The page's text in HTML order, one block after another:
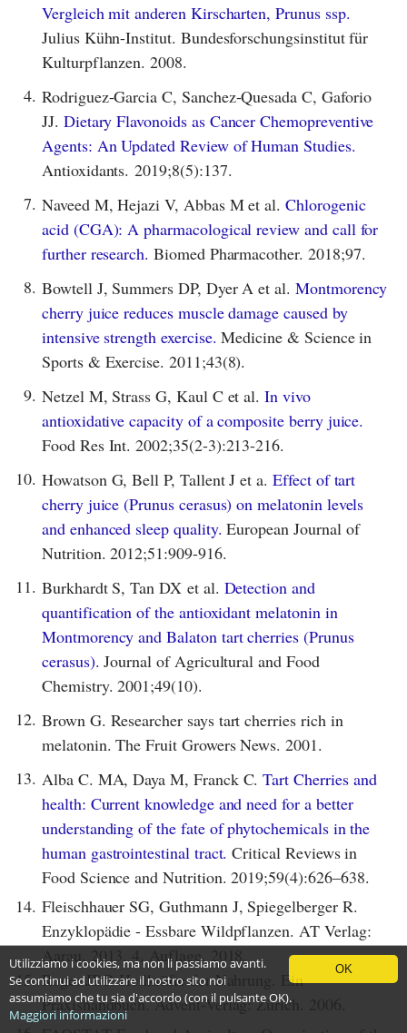
Vergleich mit anderen Kirscharten, Prunus ssp.
Julius Kühn-Institut. Bundesforschungsinstitut für
Kulturpflanzen. 2008.
4. Rodriguez-Garcia C, Sanchez-Quesada C, Gaforio
JJ. Dietary Flavonoids as Cancer Chemopreventive
Agents: An Updated Review of Human Studies.
Antioxidants. 2019;8(5):137.
7. Naveed M, Hejazi V, Abbas M et al.Chlorogenic
acid (CGA): A pharmacological review and call for
further research. Biomed Pharmacother. 2018;97.
8. Bowtell J, Summers DP, Dyer A et al.Montmorency
cherry juice reduces muscle damage caused by
intensive strength exercise. Medicine & Science in
Sports & Exercise. 2011;43(8).
9. Netzel M, Strass G, Kaul C et al.In vivo
antioxidative capacity of a composite berry juice.
Food Res Int. 2002;35(2-3):213-216.
10. Howatson G, Bell P, Tallent J et a.Effect of tart
cherry juice (Prunus cerasus) on melatonin levels
and enhanced sleep quality. European Journal of
Nutrition. 2012;51:909-916.
11. Burkhardt S, Tan DX et al. Detection and
quantification of the antioxidant melatonin in
Montmorency and Balaton tart cherries (Prunus
cerasus). Journal of Agricultural and Food
Chemistry. 2001;49(10).
12. Brown G. Researcher says tart cherries rich in
melatonin. The Fruit Growers News. 2001.
13. Alba C. MA, Daya M, Franck C.Tart Cherries and
health: Current knowledge and need for a better
understanding of the fate of phytochemicals in the
human gastrointestinal tract. Critical Reviews in
Food Science and Nutrition. 2019;59(4):626–638.
14. Fleischhauer SG, Guthmann J, Spiegelberger R.
Enzyklopädie - Essbare Wildpflanzen. AT Verlag:
Aarau. 2013. 4. Auflage. 2018.
15. Roger JDP. Heilkräfte der Nahrung. Ein
Praxishandbuch. Advent-Verlag: Zürich. 2006.
OK
Utilizziamo i cookies, ma non li passiamo avanti.
Se continui ad utilizzare il nostro sito noi
assumiamo che tu sia d'accordo (con il pulsante OK).
Maggiori informazioni